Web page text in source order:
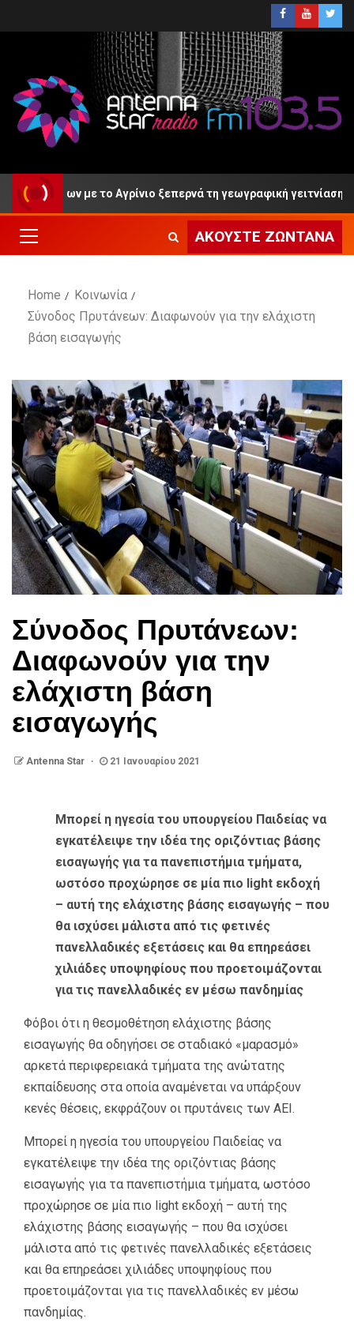
με το Αγρίνιο ξεπερνά τη γεωγραφική γειτνίαση»
ΑΚΟΎΣΤΕ ΖΩΝΤΑΝΆ
Home
Κοινωνία
Σύνοδος Πρυτάνεων: Διαφωνούν για την ελάχιστη
βάση εισαγωγής
Σύνοδος Πρυτάνεων:
Διαφωνούν για την
ελάχιστη βάση
εισαγωγής
Antenna Star 21 Ιανουαρίου 2021
Μπορεί η ηγεσία του υπουργείου Παιδείας να
εγκατέλειψε την ιδέα της οριζόντιας βάσης
εισαγωγής για τα πανεπιστήμια τμήματα,
ωστόσο προχώρησε σε μία πιο light εκδοχή
– αυτή της ελάχιστης βάσης εισαγωγής – που
θα ισχύσει μάλιστα από τις φετινές
πανελλαδικές εξετάσεις και θα επηρεάσει
χιλιάδες υποψηφίους που προετοιμάζονται
για τις πανελλαδικές εν μέσω πανδημίας
Φόβοι ότι η θεσμοθέτηση ελάχιστης βάσης
εισαγωγής θα οδηγήσει σε σταδιακό «μαρασμό»
αρκετά περιφερειακά τμήματα της ανώτατης
εκπαίδευσης στα οποία αναμένεται να υπάρξουν
κενές θέσεις, εκφράζουν οι πρυτάνεις των ΑΕΙ.
Μπορεί η ηγεσία του υπουργείου Παιδείας να
εγκατέλειψε την ιδέα της οριζόντιας βάσης
εισαγωγής για τα πανεπιστήμια τμήματα, ωστόσο
προχώρησε σε μία πιο light εκδοχή – αυτή της
ελάχιστης βάσης εισαγωγής – που θα ισχύσει
μάλιστα από τις φετινές πανελλαδικές εξετάσεις
και θα επηρεάσει χιλιάδες υποψηφίους που
προετοιμάζονται για τις πανελλαδικές εν μέσω
πανδημίας.